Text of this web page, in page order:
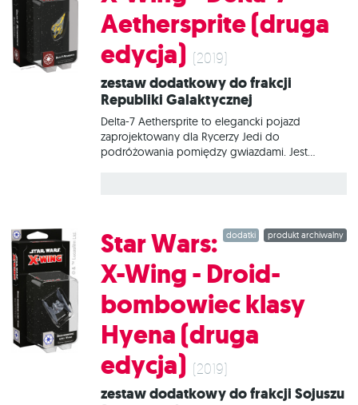
Aethersprite (druga
edycja) (2019)
Zestaw dodatkowy do frakcji
Republiki Galaktycznej
Delta-7 Aethersprite to elegancki pojazd
zaprojektowany dla Rycerzy Jedi do
podróżowania pomiędzy gwiazdami. Jest
latać z niezrównaną precyzją. W tym zestawie
znajduje się wszystko, co niezbędne, aby dodać
produkt archiwalny
dodatki
Star Wars:
X-Wing - Droid-
bombowiec klasy
Hyena (druga
edycja) (2019)
Zestaw dodatkowy do frakcji Sojuszu